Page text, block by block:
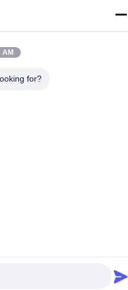
|Sitemap
van IRL Auteursrecht
AM
for?